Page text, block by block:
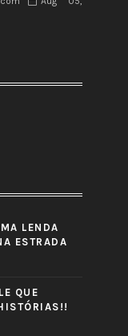
LENDA
ESTRADA
QUE